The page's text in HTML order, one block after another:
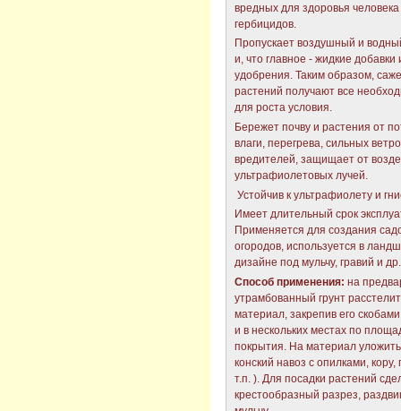
вредных для здоровья человека
гербицидов.
Пропускает воздушный и
и, что главное - жидкие добавки
удобрения. Таким образом,
растений получают все
для роста условия.
Бережет почву и растения от
влаги, перегрева, сильных
вредителей, защищает от
ультрафиолетовых лучей.
Устойчив к ультрафиолету и
Имеет длительный срок
Применяется для создания
огородов, используется в
дизайне под мульчу, гравий и др.
Способ применения: на
утрамбованный грунт
материал, закрепив его
и в нескольких местах по
покрытия. На материал уложить
конский навоз с опилками, кору,
т.п. ). Для посадки растений
крестообразный разрез,